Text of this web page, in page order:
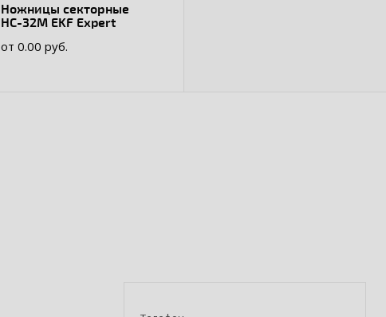
Ножницы секторные
НС-32М EKF Expert
от 0.00 руб.